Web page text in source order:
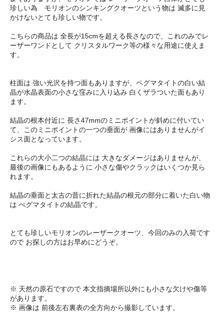
珍しい為 モリオンのシンキングクオーツという物は 滅多に見
かけないとても珍しい物です。
こちらの商品は 全長が15cmを超える長さなので、これのみでレ
ーザーワンドとして クリスタルワーク等の様々な用途に使えま
す。
柱面は 強い光沢を持つ面もありますが、ペグマタイトの白い結
晶が水晶表面の小さな窪みに入り込み 白くザラついた面もあり
ます。
結晶の根本付近に 長さ47mmのミニポイントが斜めに付いてい
て、このミニポイントの一つの垂面が 画像にはありませんがイ
シス面となっています。
これらの大小二つの結晶には 大きなダメージはありませんが、
最後の画像にもあるように 小さな傷やクラックはいくつか見ら
れます。
結晶の垂面と太古の昔に折れた結晶の根元の部分に着いた白い物
は ぺグマタイトの結晶です。
とても珍しいモリオンのレーザークオーツ、今回のみの入荷です
ので お探しの方はお早めにどうぞ。
※ 天然の原石ですので 本文指摘場所以外にも小さな欠けや傷等
があります。
※ 画像は 前後左右裏表の全方向から撮影しています。